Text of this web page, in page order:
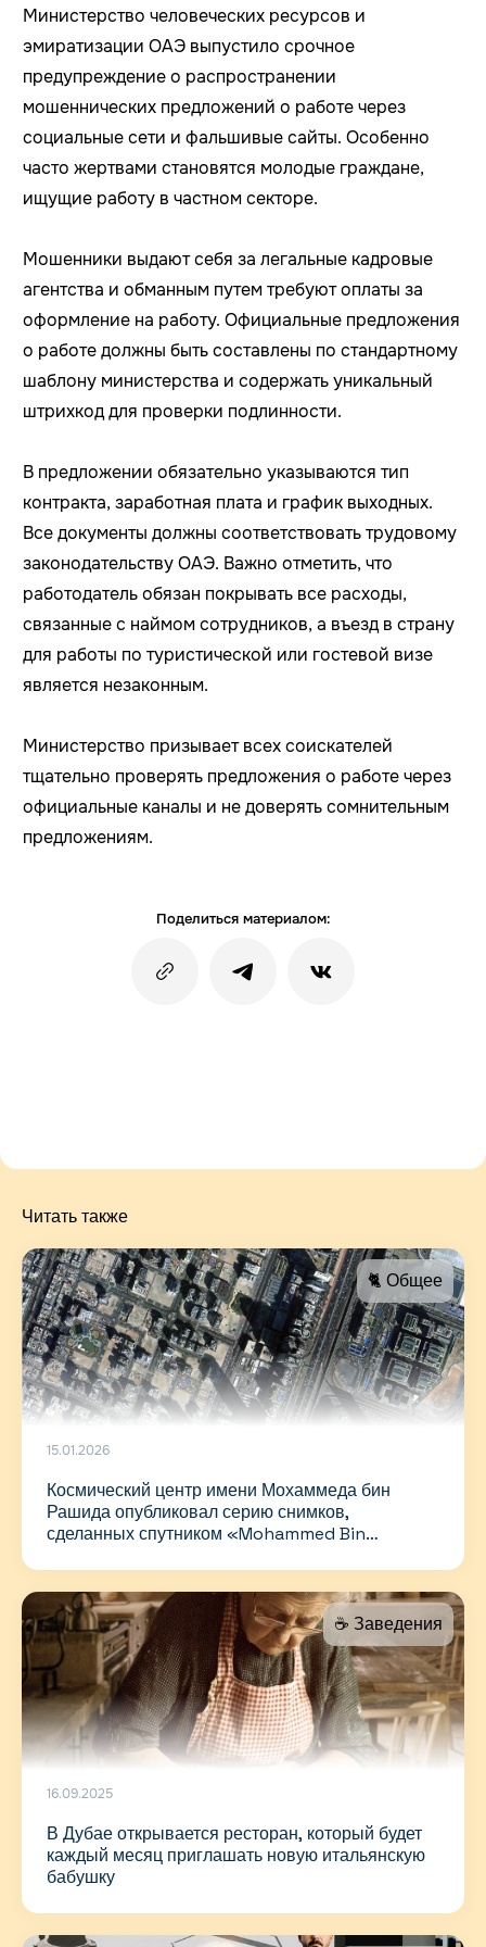
Министерство человеческих ресурсов и
эмиратизации ОАЭ выпустило срочное
предупреждение о распространении
мошеннических предложений о работе через
социальные сети и фальшивые сайты. Особенно
часто жертвами становятся молодые граждане,
ищущие работу в частном секторе.
Мошенники выдают себя за легальные кадровые
агентства и обманным путем требуют оплаты за
оформление на работу. Официальные предложения
о работе должны быть составлены по стандартному
шаблону министерства и содержать уникальный
штрихкод для проверки подлинности.
В предложении обязательно указываются тип
контракта, заработная плата и график выходных.
Все документы должны соответствовать трудовому
законодательству ОАЭ. Важно отметить, что
работодатель обязан покрывать все расходы,
связанные с наймом сотрудников, а въезд в страну
для работы по туристической или гостевой визе
является незаконным.
Министерство призывает всех соискателей
тщательно проверять предложения о работе через
официальные каналы и не доверять сомнительным
предложениям.
Поделиться материалом:
Читать также
🐈 Общее
15.01.2026
Космический центр имени Мохаммеда бин
Рашида опубликовал серию снимков,
сделанных спутником «Mohammed Bin
☕️ Заведения
16.09.2025
В Дубае открывается ресторан, который будет
каждый месяц приглашать новую итальянскую
бабушку